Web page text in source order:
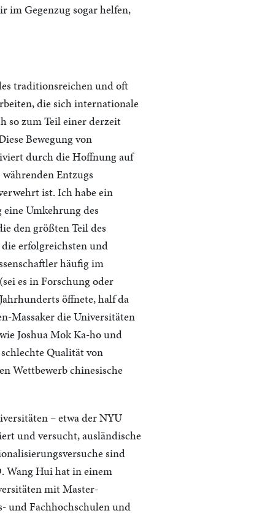
im Gegenzug sogar helfen,
traditionsreichen und oft
die sich internationale
so zum Teil einer derzeit
Bewegung von
durch die Hoffnung auf
Entzugs
ist. Ich habe ein
Umkehrung des
den größten Teil des
erfolgreichsten und
häufig im
es in Forschung oder
öffnete, half da
Massaker die Universitäten
Joshua Mok Ka-ho und
Qualität von
Wettbewerb chinesische
– etwa der NYU
und versucht, ausländische
sind
Wang Hui hat in einem
mit Master-
und Fachhochschulen und